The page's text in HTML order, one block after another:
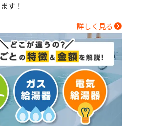
す！
詳しく見る